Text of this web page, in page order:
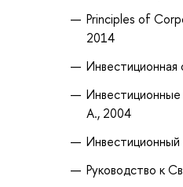
Principles of
2014
А., 2004
Руководство к